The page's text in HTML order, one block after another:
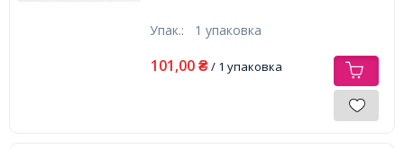
Упак.: 1 упаковка
101,00 ₴/ 1 упаковка